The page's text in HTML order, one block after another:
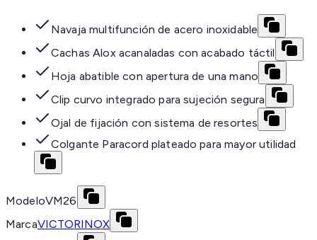
Navaja multifunción de acero inoxidable
Cachas Alox acanaladas con acabado táctil
Hoja abatible con apertura de una mano
Clip curvo integrado para sujeción segura
Ojal de fijación con sistema de resortes
Colgante Paracord plateado para mayor utilidad
ModeloVM26
MarcaVICTORINOX